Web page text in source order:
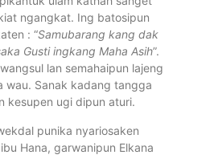
ngangkat. Ing batosipun
: “Samubarang kang dak
Gusti ingkang Maha Asih”.
lan semahaipun lajeng
wau. Sanak kadang tangga
kesupen ugi dipun aturi.
punika nyariosaken
Hana, garwanipun Elkana